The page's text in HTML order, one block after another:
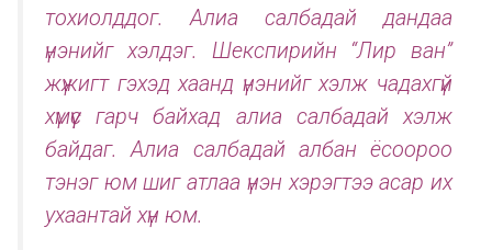
тохиолддог. Алиа салбадай дандаа
үнэнийг хэлдэг. Шекспирийн “Лир ван”
жүжигт гэхэд хаанд үнэнийг хэлж чадахгүй
хүмүүс гарч байхад алиа салбадай хэлж
байдаг. Алиа салбадай албан ёсоороо
тэнэг юм шиг атлаа үнэн хэрэгтээ асар их
ухаантай хүн юм.